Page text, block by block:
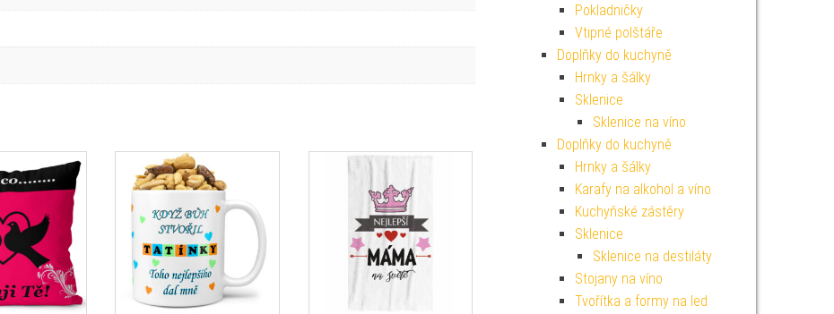
Pokladničky
Vtipné polštáře
Doplňky do kuchyně
Hrnky a šálky
Sklenice
Sklenice na víno
Doplňky do kuchyně
Hrnky a šálky
Karafy na alkohol a víno
Kuchyňské zástěry
Sklenice
Sklenice na destiláty
Stojany na víno
Tvořítka a formy na led